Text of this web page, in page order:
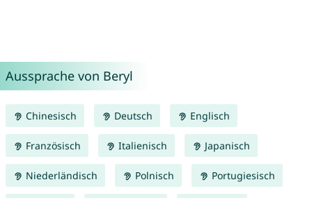
Aussprache von Beryl
Chinesisch Deutsch Englisch
Französisch Italienisch Japanisch
Niederländisch Polnisch Portugiesisch